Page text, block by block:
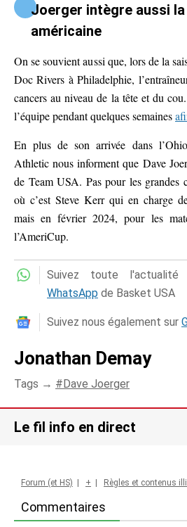
Joerger intègre aussi
américaine
On se souvient aussi que, lors de la
Doc Rivers à Philadelphie,
cancers au niveau de la tête et du
l’équipe pendant quelques semaines
En plus de son arrivée dans
Athletic nous informent que Dave
de Team USA. Pas pour les grandes
où c’est Steve Kerr qui en charge
mais en février 2024, pour les
l’AmeriCup.
Suivez toute
WhatsApp de Basket USA
Suivez nous également sur
Jonathan Demay
Tags → Dave Joerger
Le fil info en direct
Commentaires
Forum (et HS) | + | Règles et contenus